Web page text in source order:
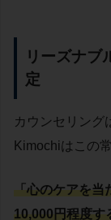
リーズナブ
定
カウンセリング
Kimochiはこの
「心のケアを
10,000円程度す